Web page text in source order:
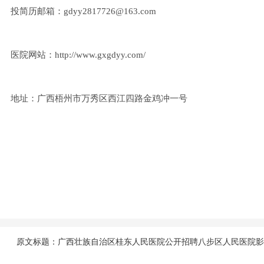
投简历邮箱：gdyy2817726@163.com
医院网站：http://www.gxgdyy.com/
地址：广西梧州市万秀区西江四路金鸡冲一号
原文标题：广西壮族自治区桂东人民医院公开招聘八步区人民医院